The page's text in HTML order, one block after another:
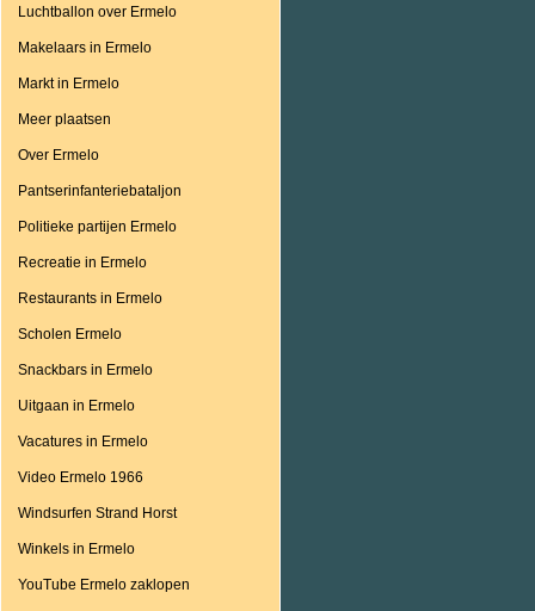
Luchtballon over Ermelo
Makelaars in Ermelo
Markt in Ermelo
Meer plaatsen
Over Ermelo
Pantserinfanteriebataljon
Politieke partijen Ermelo
Recreatie in Ermelo
Restaurants in Ermelo
Scholen Ermelo
Snackbars in Ermelo
Uitgaan in Ermelo
Vacatures in Ermelo
Video Ermelo 1966
Windsurfen Strand Horst
Winkels in Ermelo
YouTube Ermelo zaklopen